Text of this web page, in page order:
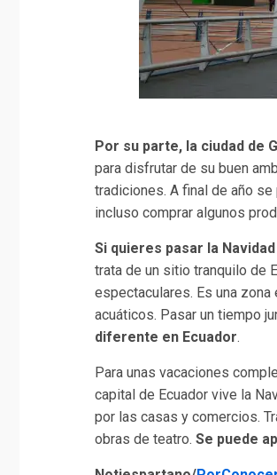
Por su parte, la ciudad de
para disfrutar de su buen
tradiciones. A final de año
incluso comprar algunos
Si quieres pasar la
trata de un sitio tranquilo de
espectaculares. Es una
acuáticos. Pasar un tiempo
diferente en Ecuador.
Para unas vacaciones
capital de Ecuador vive la
por las casas y comercios.
obras de teatro. Se puede